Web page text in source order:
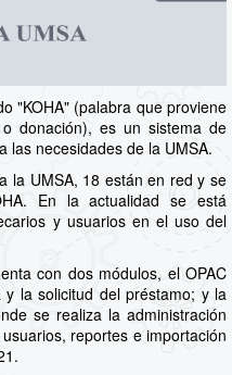
"KOHA" (palabra que proviene
donación), es un sistema de
las necesidades de la UMSA.
la UMSA, 18 están en red y se
En la actualidad se está
y usuarios en el uso del
con dos módulos, el OPAC
la solicitud del préstamo; y la
se realiza la administración
reportes e importación